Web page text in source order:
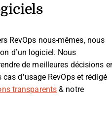
RevOps nous-mêmes, nous
d’un logiciel. Nous
de meilleures décisions
d’usage RevOps et rédigé
transparents & notre